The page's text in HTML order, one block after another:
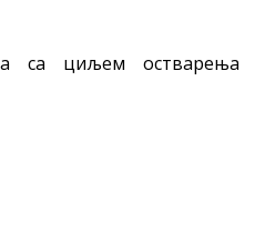
са циљем остварења